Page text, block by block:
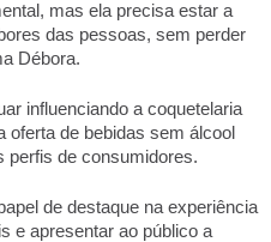
mas ela precisa estar a
das pessoas, sem perder
Débora.
influenciando a coquetelaria
de bebidas sem álcool
perfis de consumidores.
de destaque na experiência
e apresentar ao público a